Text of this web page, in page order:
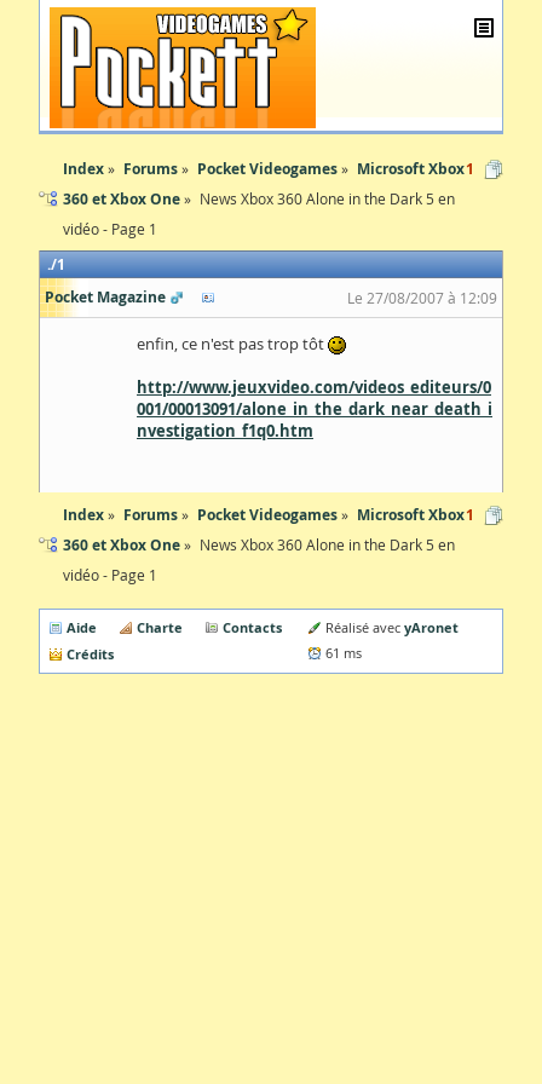
Index Forums Pocket Videogames
Microsoft Xbox
360 et Xbox One
News Xbox 360 Alone in the Dark 5 en
vidéo - Page 1
1
1
Pocket Magazine
Le 27/08/2007 à 12:09
enfin, ce n'est pas trop tôt
http://www.jeuxvideo.com/videos_editeurs/0
001/00013091/alone_in_the_dark_near_death_i
nvestigation_f1q0.htm
Index Forums Pocket Videogames
Microsoft Xbox
360 et Xbox One
News Xbox 360 Alone in the Dark 5 en
vidéo - Page 1
1
Aide Charte
Contacts
Crédits
Réalisé avecyAronet
61 ms